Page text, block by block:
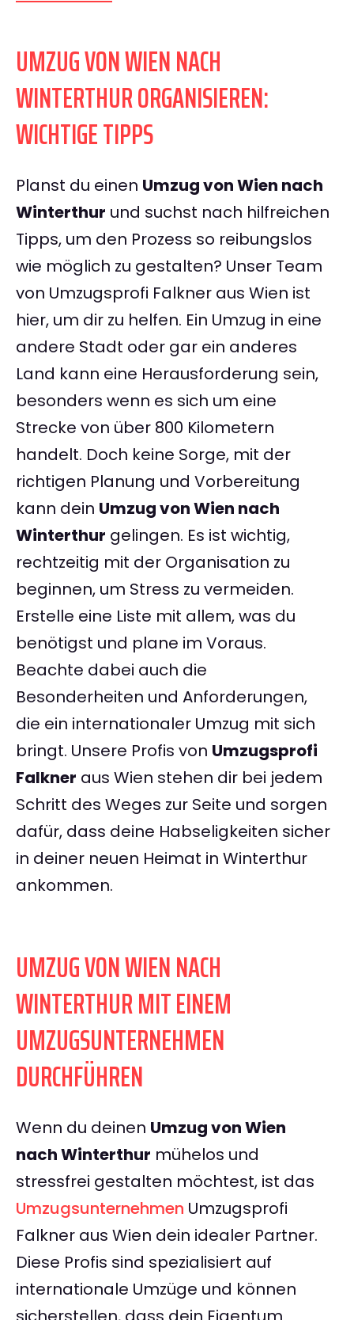
UMZUG VON WIEN NACH
WINTERTHUR ORGANISIEREN:
WICHTIGE TIPPS
Planst du einen Umzug von Wien nach
Winterthur und suchst nach hilfreichen
Tipps, um den Prozess so reibungslos
wie möglich zu gestalten? Unser Team
von Umzugsprofi Falkner aus Wien ist
hier, um dir zu helfen. Ein Umzug in eine
andere Stadt oder gar ein anderes
Land kann eine Herausforderung sein,
besonders wenn es sich um eine
Strecke von über 800 Kilometern
handelt. Doch keine Sorge, mit der
richtigen Planung und Vorbereitung
kann dein Umzug von Wien nach
Winterthur gelingen. Es ist wichtig,
rechtzeitig mit der Organisation zu
beginnen, um Stress zu vermeiden.
Erstelle eine Liste mit allem, was du
benötigst und plane im Voraus.
Beachte dabei auch die
Besonderheiten und Anforderungen,
die ein internationaler Umzug mit sich
bringt. Unsere Profis von Umzugsprofi
Falkner aus Wien stehen dir bei jedem
Schritt des Weges zur Seite und sorgen
dafür, dass deine Habseligkeiten sicher
in deiner neuen Heimat in Winterthur
ankommen.
UMZUG VON WIEN NACH
WINTERTHUR MIT EINEM
UMZUGSUNTERNEHMEN
DURCHFÜHREN
Wenn du deinen Umzug von Wien
nach Winterthur mühelos und
stressfrei gestalten möchtest, ist das
Umzugsunternehmen Umzugsprofi
Falkner aus Wien dein idealer Partner.
Diese Profis sind spezialisiert auf
internationale Umzüge und können